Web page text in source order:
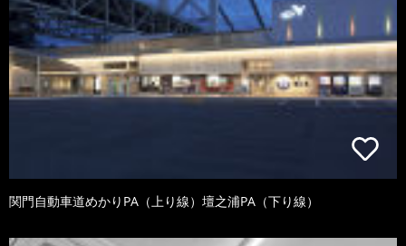
関門自動車道めかりPA（上り線）壇之浦PA（下り線）